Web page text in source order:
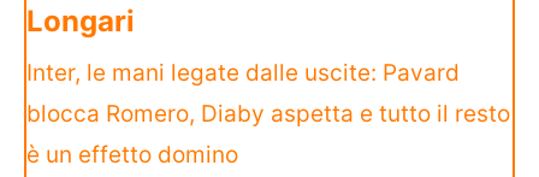
Longari
Inter, le mani legate dalle uscite: Pavard
blocca Romero, Diaby aspetta e tutto il resto
è un effetto domino